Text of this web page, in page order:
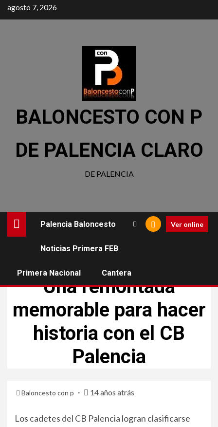
agosto 7, 2026
BALONCESTO CON P
DE PALENCIA CLARO
DE PALENCIA
Palencia Baloncesto
Noticias Primera FEB
Primera Nacional Cantera
Ver online
Una remontada
memorable para hacer
historia con el CB
Palencia
Baloncesto con p 14 años atrás
Los cadetes del CB Palencia logran clasificarse